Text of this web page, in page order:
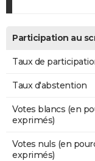
Participation au
Taux de
Taux d'abstention
Votes blancs (en
exprimés)
Votes nuls (en
exprimés)